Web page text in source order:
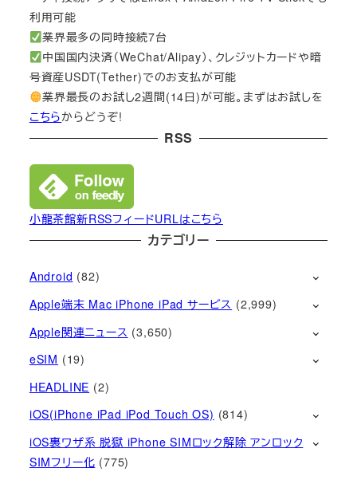
利用可能
業界最多の同時接続7台
中国国内決済（WeChat/Alipay）、クレジットカードや暗
号資産USDT(Tether)でのお支払が可能
業界最長のお試し2週間(14日)が可能。まずはお試しを
こちらからどうぞ!
RSS
小龍茶館新RSSフィードURLはこちら
カテゴリー
Android (82)
Apple端末 Mac iPhone iPad サービス (2,999)
Apple関連ニュース (3,650)
eSIM (19)
HEADLINE (2)
iOS(iPhone iPad iPod Touch OS) (814)
iOS裏ワザ系 脱獄 iPhone SIMロック解除 アンロック
SIMフリー化 (775)